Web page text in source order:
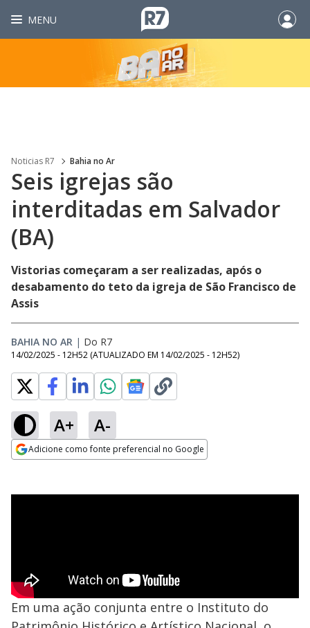
MENU
Noticias R7 Bahia no Ar
Seis igrejas são
interditadas em Salvador
(BA)
Vistorias começaram a ser realizadas, após o
desabamento do teto da igreja de São Francisco de
Assis
BAHIA NO AR | Do R7
14/02/2025 - 12H52 (ATUALIZADO EM 14/02/2025 - 12H52)
A+ A-
Adicione como fonte preferencial no Google
Em uma ação conjunta entre o Instituto do